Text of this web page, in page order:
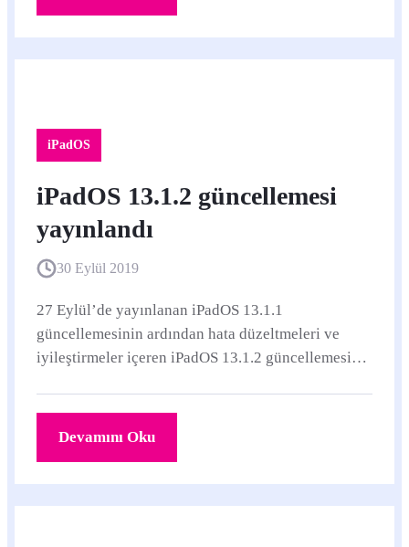
iPadOS
iPadOS 13.1.2 güncellemesi
yayınlandı
30 Eylül 2019
27 Eylül’de yayınlanan iPadOS 13.1.1
güncellemesinin ardından hata düzeltmeleri ve
iyileştirmeler içeren iPadOS 13.1.2 güncellemesi
Devamını Oku